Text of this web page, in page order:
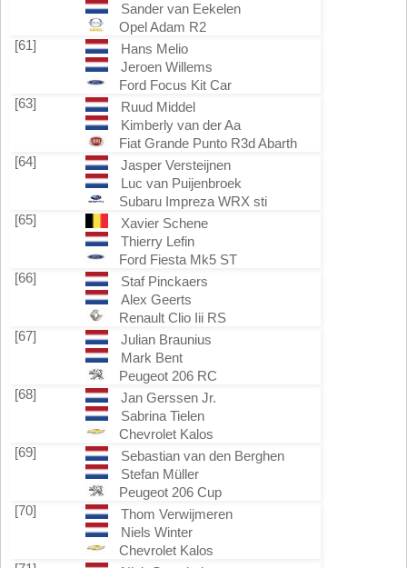
Sander van Eekelen
Opel Adam R2
[61]
Hans Melio
Jeroen Willems
Ford Focus Kit Car
[63]
Ruud Middel
Kimberly van der Aa
Fiat Grande Punto R3d Abarth
[64]
Jasper Versteijnen
Luc van Puijenbroek
Subaru Impreza WRX sti
[65]
Xavier Schene
Thierry Lefin
Ford Fiesta Mk5 ST
[66]
Staf Pinckaers
Alex Geerts
Renault Clio Iii RS
[67]
Julian Braunius
Mark Bent
Peugeot 206 RC
[68]
Jan Gerssen Jr.
Sabrina Tielen
Chevrolet Kalos
[69]
Sebastian van den Berghen
Stefan Müller
Peugeot 206 Cup
[70]
Thom Verwijmeren
Niels Winter
Chevrolet Kalos